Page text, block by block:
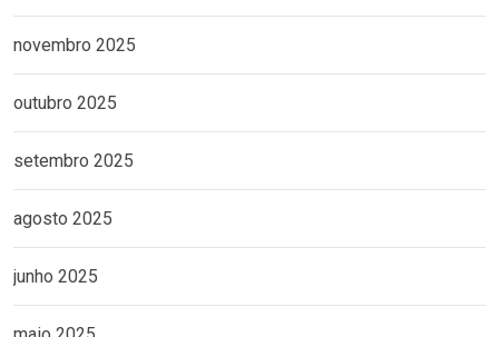
novembro 2025
outubro 2025
setembro 2025
agosto 2025
junho 2025